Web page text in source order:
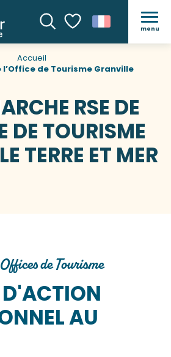
Recherche
Voir les favoris
menu
Accueil
l’Office de Tourisme Granville
RSE DE
DE TOURISME
TERRE ET MER
de Tourisme
AU